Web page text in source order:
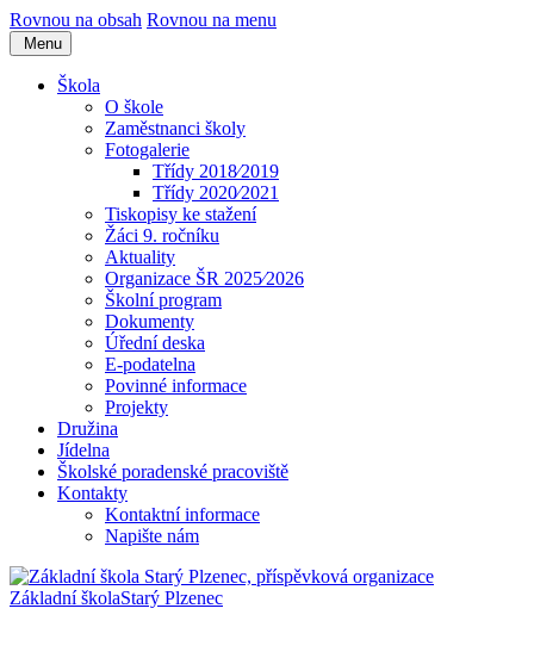
Rovnou na obsah Rovnou na menu
Menu
Škola
O škole
Zaměstnanci školy
Fotogalerie
Třídy 2018⁄2019
Třídy 2020⁄2021
Tiskopisy ke stažení
Žáci 9. ročníku
Aktuality
Organizace ŠR 2025⁄2026
Školní program
Dokumenty
Úřední deska
E-podatelna
Povinné informace
Projekty
Družina
Jídelna
Školské poradenské pracoviště
Kontakty
Kontaktní informace
Napište nám
Základní školaStarý Plzenec